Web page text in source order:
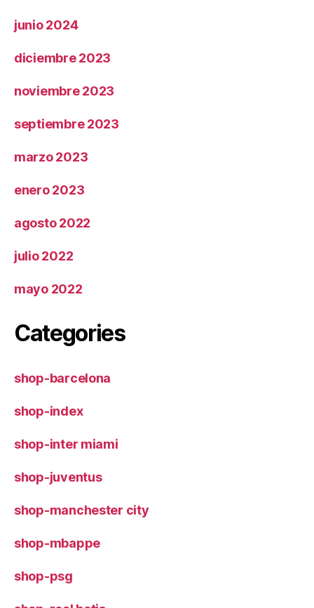
junio 2024
diciembre 2023
noviembre 2023
septiembre 2023
marzo 2023
enero 2023
agosto 2022
julio 2022
mayo 2022
Categories
shop-barcelona
shop-index
shop-inter miami
shop-juventus
shop-manchester city
shop-mbappe
shop-psg